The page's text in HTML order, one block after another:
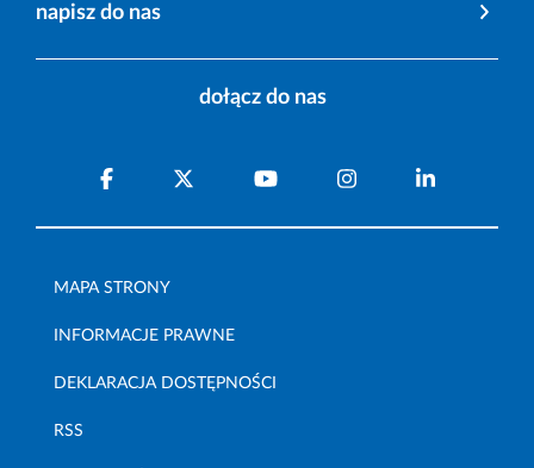
napisz do nas
dołącz do nas
MAPA STRONY
INFORMACJE PRAWNE
DEKLARACJA DOSTĘPNOŚCI
RSS